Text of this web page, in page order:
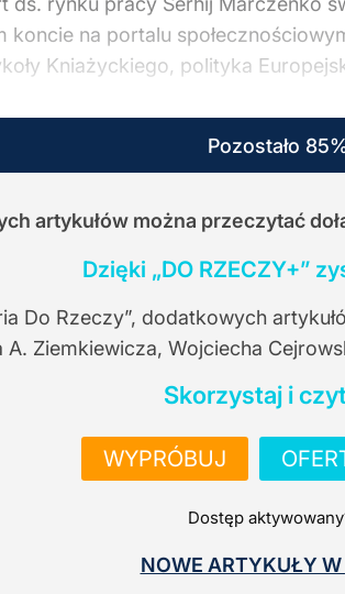
koncie na portalu
Kniażyckiego, polityka
Pozostało
artykułów można przeczytać
Dzięki „DO RZECZY+”
Do Rzeczy”, dodatkowych
A. Ziemkiewicza, Wojciecha
Skorzystaj i
WYPRÓBUJ
Dostęp
NOWE ARTYKUŁY W